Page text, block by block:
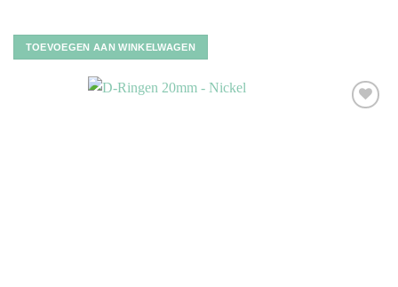
TOEVOEGEN AAN WINKELWAGEN